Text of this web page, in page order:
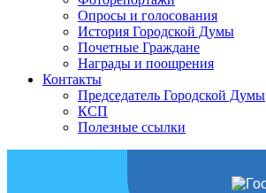
Опросы и голосования
История Городской Думы
Почетные Граждане
Награды и поощрения
Контакты
Председатель Городской Думы
КСП
Полезные ссылки